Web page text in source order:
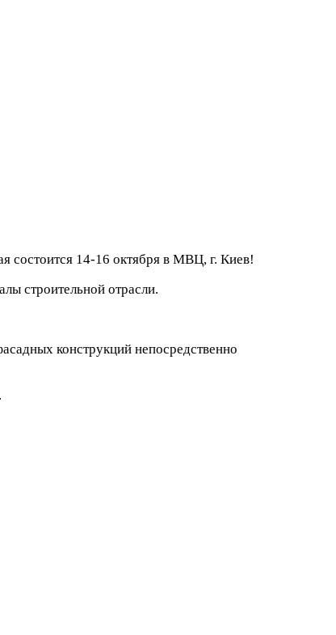
состоится 14-16 октября в МВЦ, г. Киев!
строительной отрасли.
конструкций непосредственно